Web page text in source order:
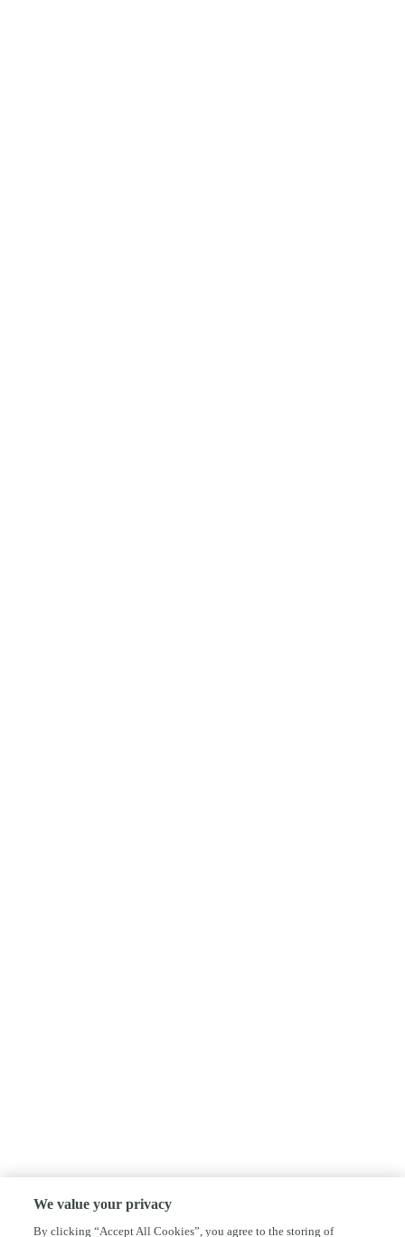
We value your privacy
By clicking “Accept All Cookies”, you agree to the storing of